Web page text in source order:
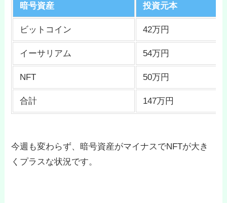
暗号資産 投資元本
ビットコイン 42万円
イーサリアム 54万円
NFT 50万円
合計 147万円
今週も変わらず、暗号資産がマイナスでNFTが大き
くプラスな状況です。